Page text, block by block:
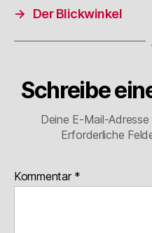
→
Der Blickwinkel
Schreibe
Deine E-Mail-
Erforderliche
Kommentar *